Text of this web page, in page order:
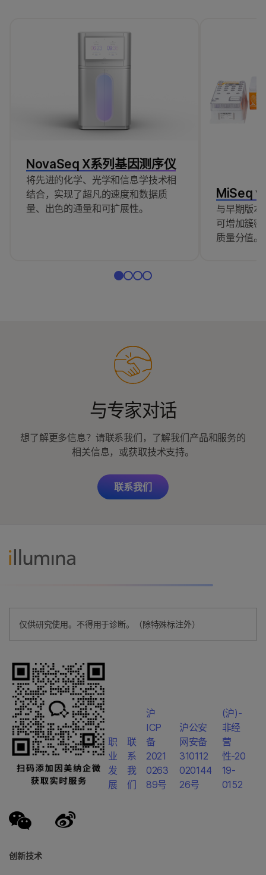
NovaSeq X系列基因测序仪
将先进的化学、光学和信息学技术相
结合，实现了超凡的速度和数据质
量、出色的通量和可扩展性。
MiSeq
与早期版
可增加簇
质量分值。
与专家对话
想了解更多信息？请联系我们，了解我们产品和服务的
相关信息，或获取技术支持。
联系我们
仅供研究使用。不得用于诊断。（除特殊标注外）
创新技术
职
业
发
展
联
系
我
们
沪
ICP
备
2021
0263
89号
沪公安
网安备
310112
020144
26号
(沪)-
非经
营
性-20
19-
0152